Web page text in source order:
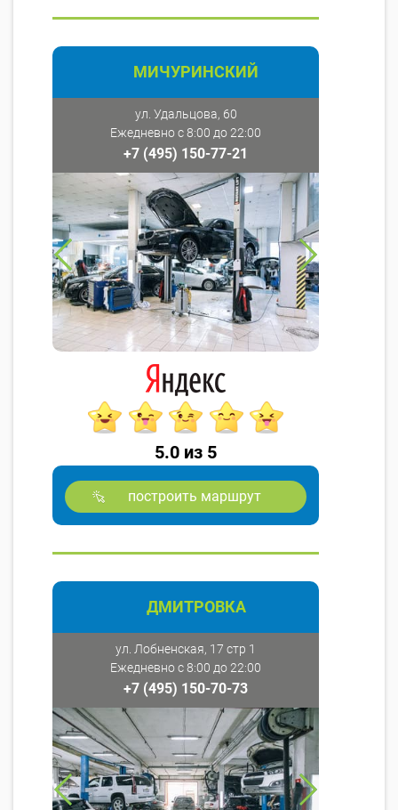
МИЧУРИНСКИЙ
ул. Удальцова, 60
Ежедневно с 8:00 до 22:00
+7 (495) 150-77-21
5.0 из 5
построить маршрут
ДМИТРОВКА
ул. Лобненская, 17 стр 1
Ежедневно с 8:00 до 22:00
+7 (495) 150-70-73